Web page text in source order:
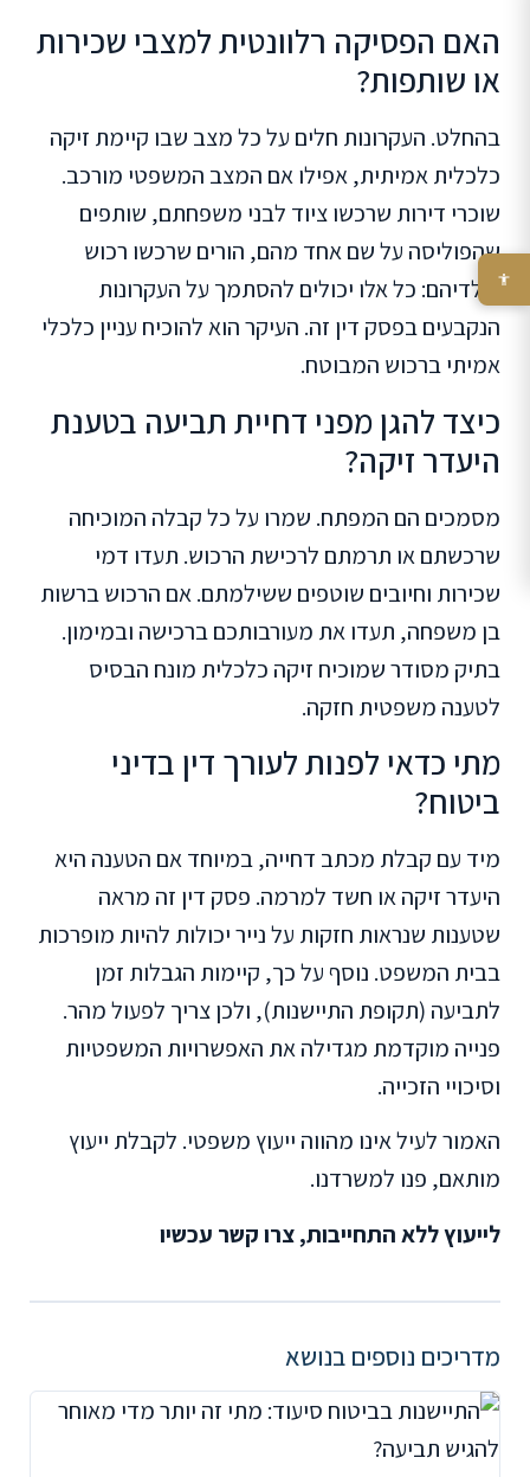
האם הפסיקה רלוונטית למצבי שכירות
או שותפות?
בהחלט. העקרונות חלים על כל מצב שבו קיימת זיקה
כלכלית אמיתית, אפילו אם המצב המשפטי מורכב.
שוכרי דירות שרכשו ציוד לבני משפחתם, שותפים
שהפוליסה על שם אחד מהם, הורים שרכשו רכוש
לילדיהם: כל אלו יכולים להסתמך על העקרונות
הנקבעים בפסק דין זה. העיקר הוא להוכיח עניין כלכלי
אמיתי ברכוש המבוטח.
כיצד להגן מפני דחיית תביעה בטענת
היעדר זיקה?
מסמכים הם המפתח. שמרו על כל קבלה המוכיחה
שרכשתם או תרמתם לרכישת הרכוש. תעדו דמי
שכירות וחיובים שוטפים ששילמתם. אם הרכוש ברשות
בן משפחה, תעדו את מעורבותכם ברכישה ובמימון.
בתיק מסודר שמוכיח זיקה כלכלית מונח הבסיס
לטענה משפטית חזקה.
מתי כדאי לפנות לעורך דין בדיני
ביטוח?
מיד עם קבלת מכתב דחייה, במיוחד אם הטענה היא
היעדר זיקה או חשד למרמה. פסק דין זה מראה
שטענות שנראות חזקות על נייר יכולות להיות מופרכות
בבית המשפט. נוסף על כך, קיימות הגבלות זמן
לתביעה (תקופת התיישנות), ולכן צריך לפעול מהר.
פנייה מוקדמת מגדילה את האפשרויות המשפטיות
וסיכויי הזכייה.
האמור לעיל אינו מהווה ייעוץ משפטי. לקבלת ייעוץ
מותאם, פנו למשרדנו.
לייעוץ ללא התחייבות, צרו קשר עכשיו
מדריכים נוספים בנושא